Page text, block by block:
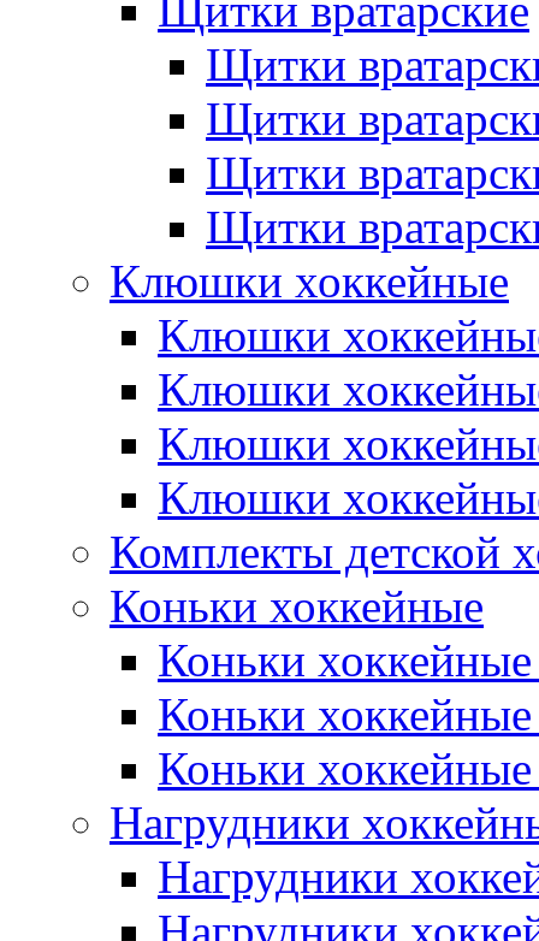
Щитки
Щитки
Щитки
Щитки
Клюшки хоккейные
Клюшки
Клюшки
Клюшки
Клюшки
Комплекты детской
Коньки хоккейные
Коньки хоккейные
Коньки
Коньки
Нагрудники
Нагрудники